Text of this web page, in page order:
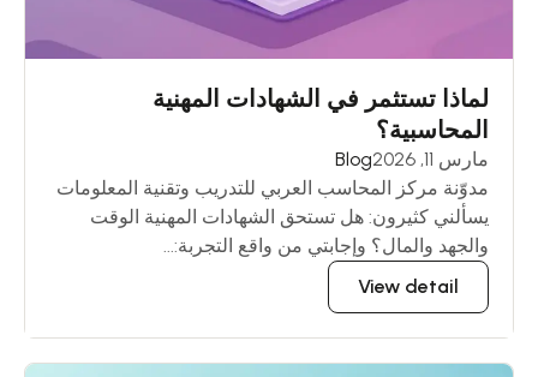
لماذا تستثمر في الشهادات المهنية
المحاسبية؟
مارس 11, 2026
Blog
مدوّنة مركز المحاسب العربي للتدريب وتقنية المعلومات
يسألني كثيرون: هل تستحق الشهادات المهنية الوقت
والجهد والمال؟ وإجابتي من واقع التجربة:...
View detail